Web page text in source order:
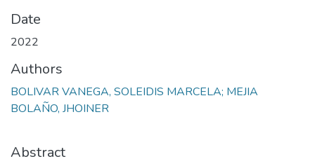
Date
2022
Authors
BOLIVAR VANEGA, SOLEIDIS MARCELA; MEJIA
BOLAÑO, JHOINER
Abstract